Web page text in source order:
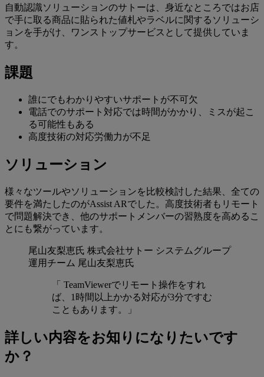
自動認識ソリューションのサトーは、身近なところではお店
で手に取る商品に貼られた値札やラベルに関するソリューシ
ョンを手がけ、ワンストップサービスとして提供していま
す。
課題
誰にでもわかりやすいサポートが不可欠
電話でのサポート対応では時間がかかり、ミスが起こ
る可能性もある
高度技術の対応労働力が不足
ソリューション
様々なツールやソリューションを比較検討した結果、全ての
要件を満たしたのがAssist ARでした。高度技術者もリモート
で問題解決でき、他のサポートメンバーの習熟度を高めるこ
とにも繋がっています。
尾山友梨恵氏 株式会社サトー システムグループ
運用チーム 尾山友梨恵氏
「 TeamViewerでリモート操作をすれ
ば、1時間以上かかる対応が3分ですむ
こともあります。」
詳しい内容をお知りになりたいです
か？